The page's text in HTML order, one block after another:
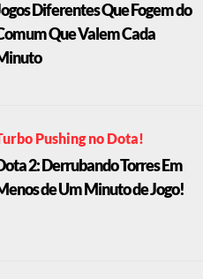
Diferentes Que Fogem do
Que Valem Cada
Pushing no Dota!
2: Derrubando Torres Em
de Um Minuto de Jogo!